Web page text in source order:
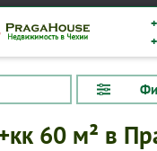
60 м² в